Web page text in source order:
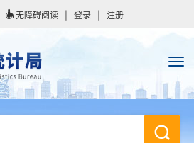
无障碍阅读 登录 注册